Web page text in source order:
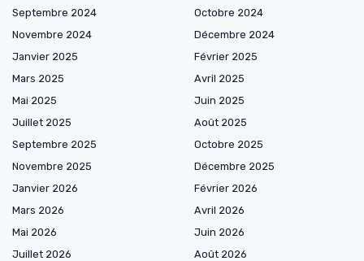
Septembre 2024
Octobre 2024
Novembre 2024
Décembre 2024
Janvier 2025
Février 2025
Mars 2025
Avril 2025
Mai 2025
Juin 2025
Juillet 2025
Août 2025
Septembre 2025
Octobre 2025
Novembre 2025
Décembre 2025
Janvier 2026
Février 2026
Mars 2026
Avril 2026
Mai 2026
Juin 2026
Juillet 2026
Août 2026